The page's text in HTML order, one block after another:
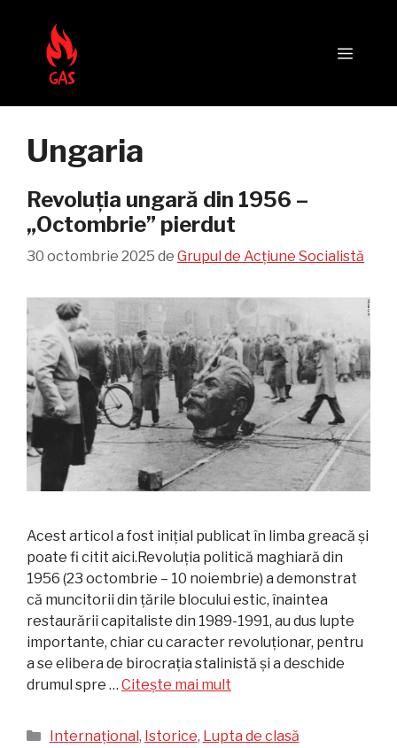
conținut
Ungaria
Revoluția ungară din 1956 –
„Octombrie” pierdut
30 octombrie 2025 de Grupul de Acțiune Socialistă
Acest articol a fost inițial publicat în limba greacă și
poate fi citit aici. Revoluția politică maghiară din
1956 (23 octombrie – 10 noiembrie) a demonstrat
că muncitorii din țările blocului estic, înaintea
restaurării capitaliste din 1989-1991, au dus lupte
importante, chiar cu caracter revoluționar, pentru
a se elibera de birocrația stalinistă și a deschide
drumul spre … Citește mai mult
Categorii
Internațional, Istorice, Lupta de clasă